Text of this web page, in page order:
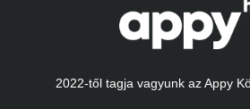
2022-től tagja vagyunk az Appy